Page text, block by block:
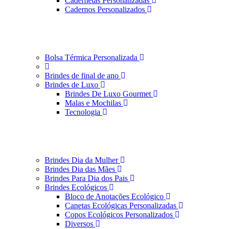
Cadernos Personalizados
Bolsa Térmica Personalizada
Brindes de final de ano
Brindes de Luxo
Brindes De Luxo Gourmet
Malas e Mochilas
Tecnologia
Brindes Dia da Mulher
Brindes Dia das Mães
Brindes Para Dia dos Pais
Brindes Ecológicos
Bloco de Anotações Ecológico
Canetas Ecológicas Personalizadas
Copos Ecológicos Personalizados
Diversos